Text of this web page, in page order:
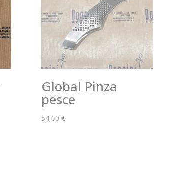
Global Pinza
pesce
54,00 €